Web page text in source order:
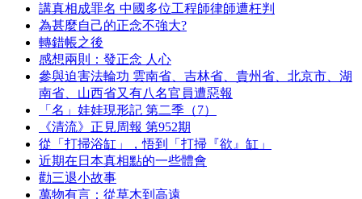
講真相成罪名 中國多位工程師律師遭枉判
為甚麼自己的正念不強大?
轉錯帳之後
感想兩則：發正念 人心
參與迫害法輪功 雲南省、吉林省、貴州省、北京市、湖
南省、山西省又有八名官員遭惡報
「名」娃娃現形記 第二季（7）
《清流》正見周報 第952期
從「打掃浴缸」，悟到「打掃『欲』缸」
近期在日本真相點的一些體會
勸三退小故事
萬物有言：從草木到高遠